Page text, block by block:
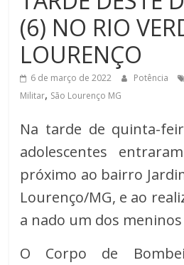
(6) NO RIO
LOURENÇO
6 de março de 2022 Potência
Militar, São Lourenço MG
Na tarde de quinta-
adolescentes
próximo ao bairro
Lourenço/MG, e ao
a nado um dos
O Corpo de